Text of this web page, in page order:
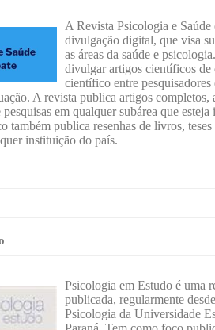
A Revista Psicologia e
divulgação digital, que visa
as áreas da saúde e
divulgar artigos científicos
científico entre
A revista publica artigos
em qualquer subárea que
também publica resenhas de livros, teses
instituição do país.
Psicologia em Estudo é uma
publicada, regularmente
Psicologia da Universidade